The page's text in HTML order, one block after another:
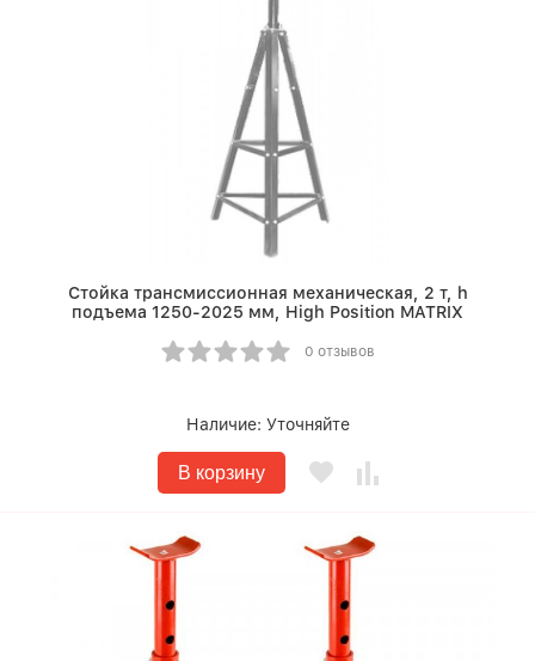
Стойка трансмиссионная механическая, 2 т, h
подъема 1250-2025 мм, High Position MATRIX
0 отзывов
Наличие: Уточняйте
В корзину